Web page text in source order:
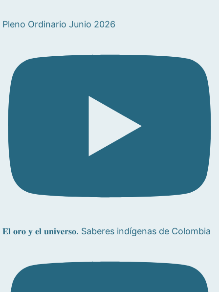
Pleno Ordinario Junio 2026
𝐄𝐥 𝐨𝐫𝐨 𝐲 𝐞𝐥 𝐮𝐧𝐢𝐯𝐞𝐫𝐬𝐨. Saberes indígenas de Colombia